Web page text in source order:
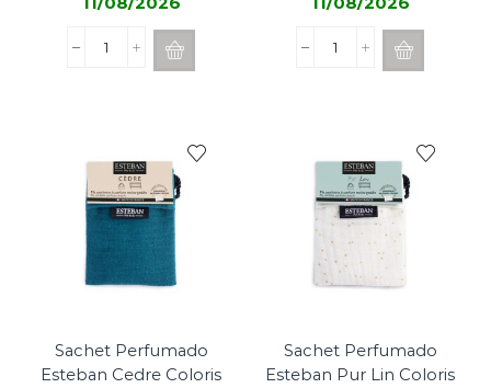
original
era:
5,90€.
Sachet
Perfumado
Cedre
cantidad
original
era:
9,95€.
Sachet
Perfumado
Ecru
cantidad
Sachet Perfumado
Esteban Cedre Coloris
Sachet Perfumado
Esteban Pur Lin Coloris